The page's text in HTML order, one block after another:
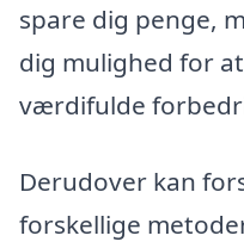
spare dig penge,
dig mulighed for
værdifulde
Derudover kan
forskellige